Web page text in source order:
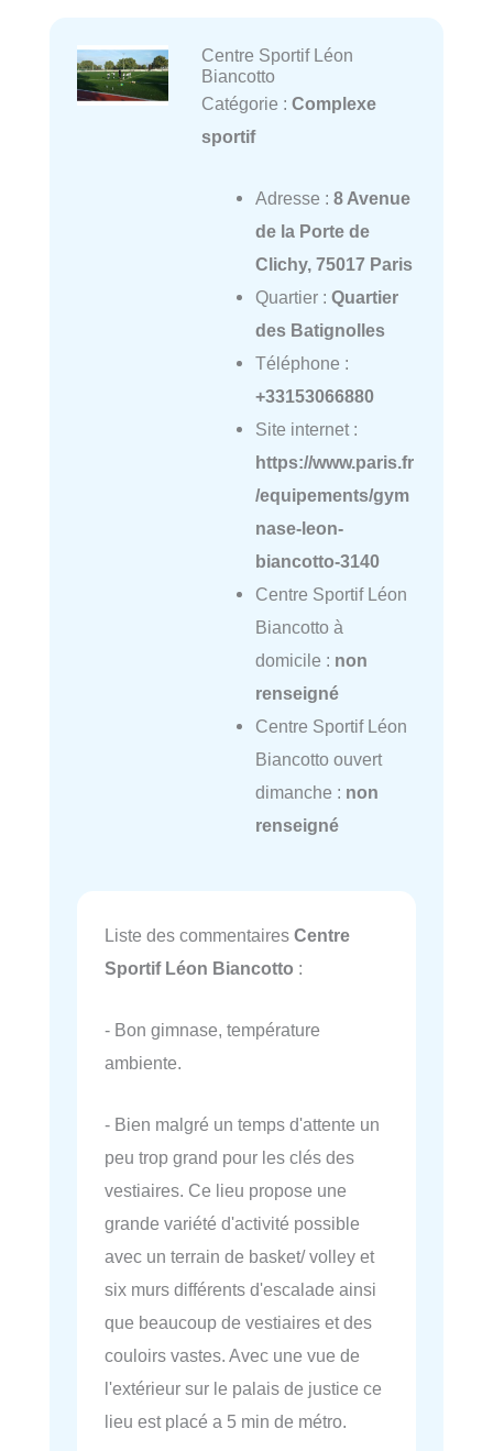
Centre Sportif Léon
Biancotto
Catégorie : Complexe
sportif
Adresse : 8 Avenue
de la Porte de
Clichy, 75017 Paris
Quartier : Quartier
des Batignolles
Téléphone :
+33153066880
Site internet :
https://www.paris.fr
/equipements/gym
nase-leon-
biancotto-3140
Centre Sportif Léon
Biancotto à
domicile : non
renseigné
Centre Sportif Léon
Biancotto ouvert
dimanche : non
renseigné
Liste des commentaires Centre
Sportif Léon Biancotto :
- Bon gimnase, température
ambiente.
- Bien malgré un temps d'attente un
peu trop grand pour les clés des
vestiaires. Ce lieu propose une
grande variété d'activité possible
avec un terrain de basket/ volley et
six murs différents d'escalade ainsi
que beaucoup de vestiaires et des
couloirs vastes. Avec une vue de
l'extérieur sur le palais de justice ce
lieu est placé a 5 min de métro.